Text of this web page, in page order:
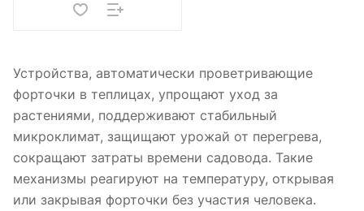
Устройства, автоматически проветривающие
форточки в теплицах, упрощают уход за
растениями, поддерживают стабильный
микроклимат, защищают урожай от перегрева,
сокращают затраты времени садовода. Такие
механизмы реагируют на температуру, открывая
или закрывая форточки без участия человека.